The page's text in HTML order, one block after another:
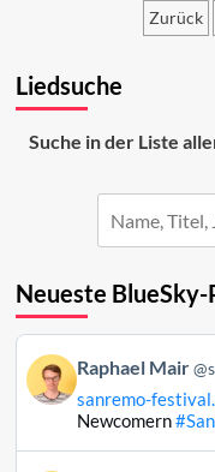
Sanremo-Zurück
Liedsuche
Suche in der Liste
Neueste BlueSky-
Beitrag
von
Raphael
Raphael Mair
sanremo-
Newcomern